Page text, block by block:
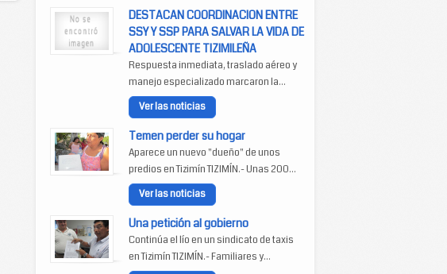
DESTACAN COORDINACION ENTRE
SSY Y SSP PARA SALVAR LA VIDA DE
ADOLESCENTE TIZIMILEÑA
Respuesta inmediata, traslado aéreo y
manejo especializado marcaron la...
Ver las noticias
Temen perder su hogar
Aparece un nuevo "dueño" de unos
predios en Tizimín TIZIMÍN.- Unas 200...
Ver las noticias
Una petición al gobierno
Continúa el lío en un sindicato de taxis
en Tizimín TIZIMÍN.- Familiares y...